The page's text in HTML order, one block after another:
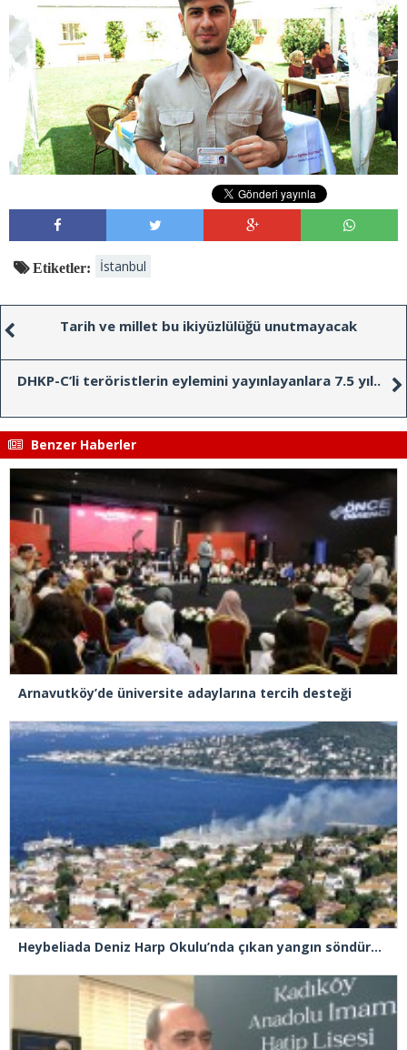
Etiketler: İstanbul
Tarih ve millet bu ikiyüzlülüğü unutmayacak
DHKP-C’li teröristlerin eylemini yayınlayanlara 7.5 yıl..
Benzer Haberler
Arnavutköy’de üniversite adaylarına tercih desteği
Heybeliada Deniz Harp Okulu’nda çıkan yangın söndürüldü